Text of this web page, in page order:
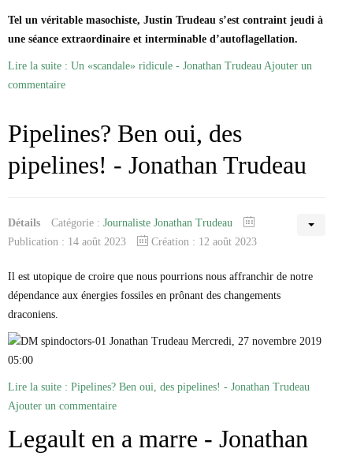
Tel un véritable masochiste, Justin Trudeau s’est contraint jeudi à
une séance extraordinaire et interminable d’autoflagellation.
Lire la suite : Un «scandale» ridicule - Jonathan Trudeau Ajouter un
commentaire
Pipelines? Ben oui, des
pipelines! - Jonathan Trudeau
Détails Catégorie : Journaliste Jonathan Trudeau
Publication : 14 août 2023
Création : 12 août 2023
Il est utopique de croire que nous pourrions nous affranchir de notre
dépendance aux énergies fossiles en prônant des changements
draconiens.
Jonathan Trudeau Mercredi, 27 novembre 2019
05:00
Lire la suite : Pipelines? Ben oui, des pipelines! - Jonathan Trudeau
Ajouter un commentaire
Legault en a marre - Jonathan